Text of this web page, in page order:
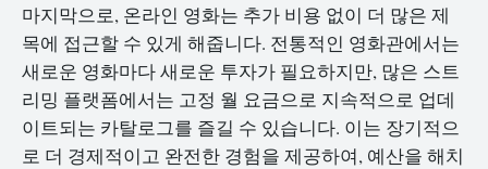
마지막으로, 온라인 영화는 추가 비용 없이 더 많은 제
목에 접근할 수 있게 해줍니다. 전통적인 영화관에서는
새로운 영화마다 새로운 투자가 필요하지만, 많은 스트
리밍 플랫폼에서는 고정 월 요금으로 지속적으로 업데
이트되는 카탈로그를 즐길 수 있습니다. 이는 장기적으
로 더 경제적이고 완전한 경험을 제공하여, 예산을 해치